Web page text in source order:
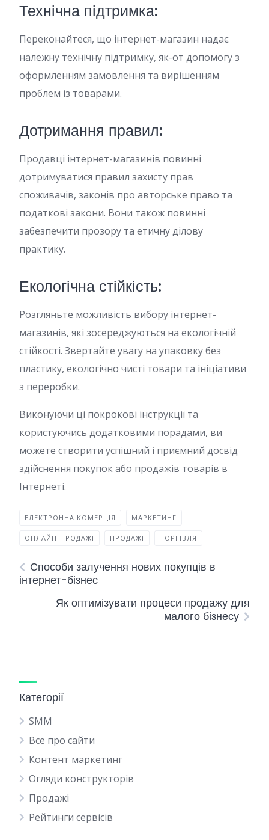
Технічна підтримка:
Переконайтеся, що інтернет-магазин надає
належну технічну підтримку, як-от допомогу з
оформленням замовлення та вирішенням
проблем із товарами.
Дотримання правил:
Продавці інтернет-магазинів повинні
дотримуватися правил захисту прав
споживачів, законів про авторське право та
податкові закони. Вони також повинні
забезпечити прозору та етичну ділову
практику.
Екологічна стійкість:
Розгляньте можливість вибору інтернет-
магазинів, які зосереджуються на екологічній
стійкості. Звертайте увагу на упаковку без
пластику, екологічно чисті товари та ініціативи
з переробки.
Виконуючи ці покрокові інструкції та
користуючись додатковими порадами, ви
можете створити успішний і приємний досвід
здійснення покупок або продажів товарів в
Інтернеті.
ЕЛЕКТРОННА КОМЕРЦІЯ МАРКЕТИНГ
ОНЛАЙН-ПРОДАЖІ ПРОДАЖІ ТОРГІВЛЯ
Способи залучення нових покупців в
інтернет-бізнес
Як оптимізувати процеси продажу для
малого бізнесу
Категорії
SMM
Все про сайти
Контент маркетинг
Огляди конструкторів
Продажі
Рейтинги сервісів